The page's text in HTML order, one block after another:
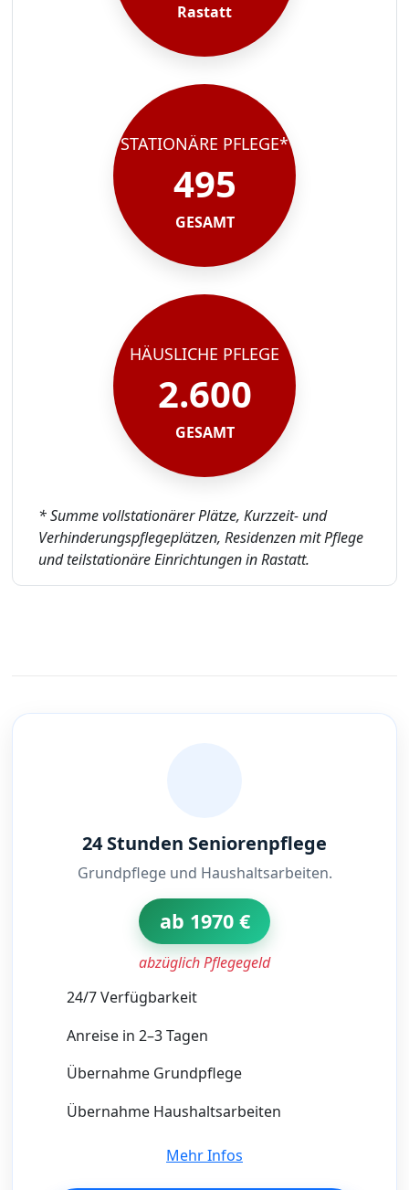
Rastatt
STATIONÄRE PFLEGE*
495
GESAMT
HÄUSLICHE PFLEGE
2.600
GESAMT
* Summe vollstationärer Plätze, Kurzzeit- und
Verhinderungspflegeplätzen, Residenzen mit Pflege
und teilstationäre Einrichtungen in Rastatt.
24 Stunden Seniorenpflege
Grundpflege und Haushaltsarbeiten.
ab 1970 €
abzüglich Pflegegeld
24/7 Verfügbarkeit
Anreise in 2–3 Tagen
Übernahme Grundpflege
Übernahme Haushaltsarbeiten
Mehr Infos